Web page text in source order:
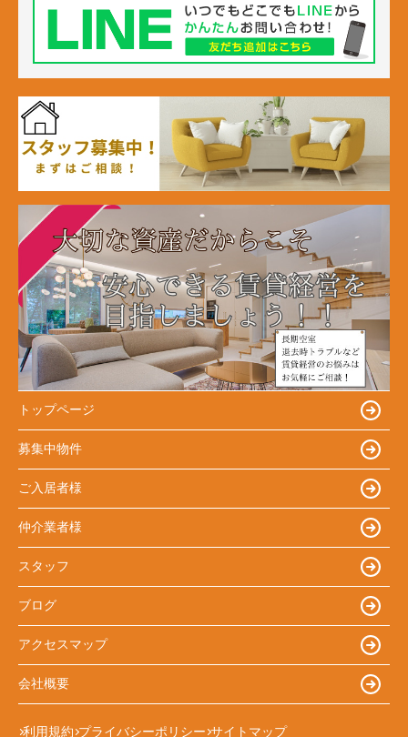
トップページ
募集中物件
ご入居者様
仲介業者様
スタッフ
ブログ
アクセスマップ
会社概要
利用規約 プライバシーポリシー サイトマップ